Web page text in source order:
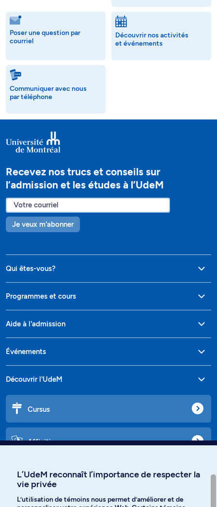
Poser une question par
courriel
Découvrir nos activités
et événements
Communiquer avec nous
par téléphone
Recevez nos trucs et conseils sur
l’admission et les études à l’UdeM
Je veux m'abonner
Qui êtes-vous?
Programmes et cours
Aide à l'admission
Événements
Découvrir l'UdeM
Cursus
Affiniti
Langues
L’UdeM reconnaît l’importance de respecter la
vie privée
L’utilisation de témoins nous permet d’améliorer et de